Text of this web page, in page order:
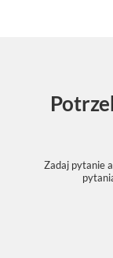
Zadaj pytanie